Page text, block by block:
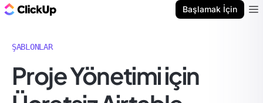
Başlamak İçin
ŞABLONLAR
Proje Yönetimi için